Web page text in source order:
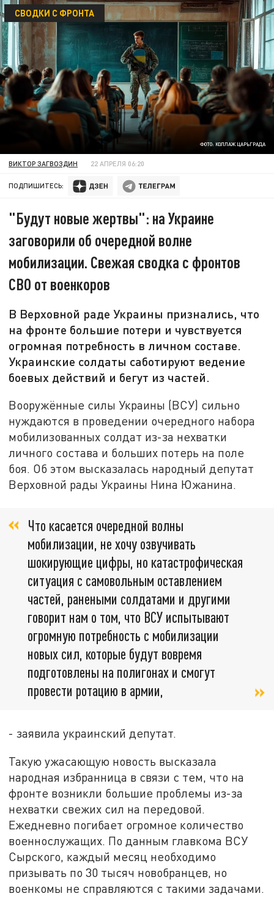
ФОТО: КОЛЛАЖ ЦАРЬГРАДА
СВОДКИ С ФРОНТА
ВИКТОР ЗАГВОЗДИН 22 АПРЕЛЯ 06:20
ПОДПИШИТЕСЬ:
"Будут новые жертвы": на Украине
заговорили об очередной волне
мобилизации. Свежая сводка с фронтов
СВО от военкоров
В Верховной раде Украины признались, что
на фронте большие потери и чувствуется
огромная потребность в личном составе.
Украинские солдаты саботируют ведение
боевых действий и бегут из частей.
Вооружённые силы Украины (ВСУ) сильно
нуждаются в проведении очередного набора
мобилизованных солдат из-за нехватки
личного состава и больших потерь на поле
боя. Об этом высказалась народный депутат
Верховной рады Украины Нина Южанина.
Что касается очередной волны
мобилизации, не хочу озвучивать
шокирующие цифры, но катастрофическая
ситуация с самовольным оставлением
частей, ранеными солдатами и другими
говорит нам о том, что ВСУ испытывают
огромную потребность с мобилизации
новых сил, которые будут вовремя
подготовлены на полигонах и смогут
провести ротацию в армии,
- заявила украинский депутат.
Такую ужасающую новость высказала
народная избранница в связи с тем, что на
фронте возникли большие проблемы из-за
нехватки свежих сил на передовой.
Ежедневно погибает огромное количество
военнослужащих. По данным главкома ВСУ
Сырского, каждый месяц необходимо
призывать по 30 тысяч новобранцев, но
военкомы не справляются с такими задачами.